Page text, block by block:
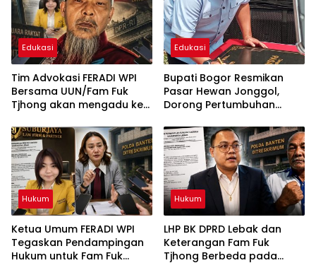
UUN diduga belum
tersentuh Hukum
Edukasi
Tim Advokasi FERADI WPI
Bersama UUN/Fam Fuk
Tjhong akan mengadu ke
Kompolnas, Mohon
keadilan untuk Korban
Penculikan dan
Pengroyokan
Edukasi
Bupati Bogor Resmikan
Pasar Hewan Jonggol,
Dorong Pertumbuhan
Hukum
Ketua Umum FERADI WPI
Tegaskan Pendampingan
Hukum untuk Fam Fuk
Hukum
LHP BK DPRD Lebak dan
Keterangan Fam Fuk
Tjhong Berbeda pada